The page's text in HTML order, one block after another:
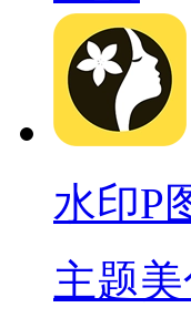
水印P
主题